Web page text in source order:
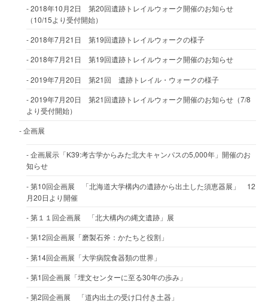
2018年10月2日 第20回遺跡トレイルウォーク開催のお知らせ
（10/15より受付開始）
2018年7月21日 第19回遺跡トレイルウォークの様子
2018年7月21日 第19回遺跡トレイルウォーク開催のお知らせ
2019年7月20日 第21回 遺跡トレイル・ウォークの様子
2019年7月20日 第21回遺跡トレイルウォーク開催のお知らせ（7/8
より受付開始）
企画展
企画展示「K39:考古学からみた北大キャンパスの5,000年」開催のお
知らせ
第10回企画展 「北海道大学構内の遺跡から出土した須恵器展」 12
月20日より開催
第１１回企画展 「北大構内の縄文遺跡」展
第12回企画展「磨製石斧：かたちと役割」
第14回企画展「大学病院食器類の世界」
第1回企画展「埋文センターに至る30年の歩み」
第2回企画展 「道内出土の受け口付き土器」